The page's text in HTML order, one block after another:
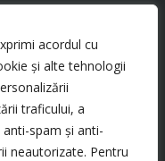
acordul cu
și alte tehnologii
traficului, a
spam și anti-
neautorizate. Pentru